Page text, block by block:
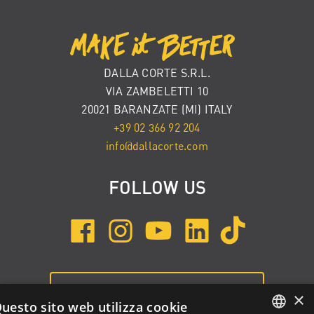
DALLA CORTE S.R.L.
VIA ZAMBELETTI 10
20021 BARANZATE (MI) ITALY
+39 02 366 92 204
info@dallacorte.com
FOLLOW US
×
sito web utilizza cookie